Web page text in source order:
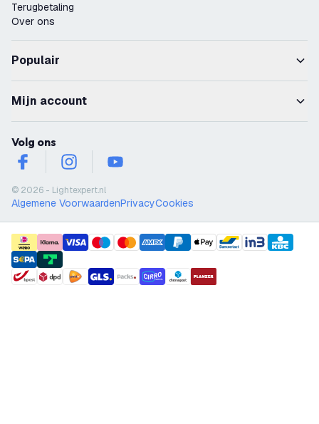
Terugbetaling
Over ons
Populair
Mijn account
Volg ons
facebookinstagramyoutube
© 2026 - Lightexpert.nl
Algemene VoorwaardenPrivacyCookies
payment methods
shipment methods